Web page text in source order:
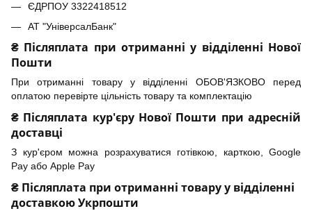
ЄДРПОУ 3322418512
АТ "УніверсалБанк"
₴ Післяплата при отриманні у відділенні Нової
Пошти
При отриманні товару у відділенні ОБОВ'ЯЗКОВО перед
оплатою перевірте цільність товару та комплектацію
₴ Післяплата кур'єру Нової Пошти при адресній
доставці
З кур'єром можна розрахуватися готівкою, карткою, Google
Pay або Apple Pay
₴ Післяплата при отриманні товару у відділенні
доставкою Укрпошти